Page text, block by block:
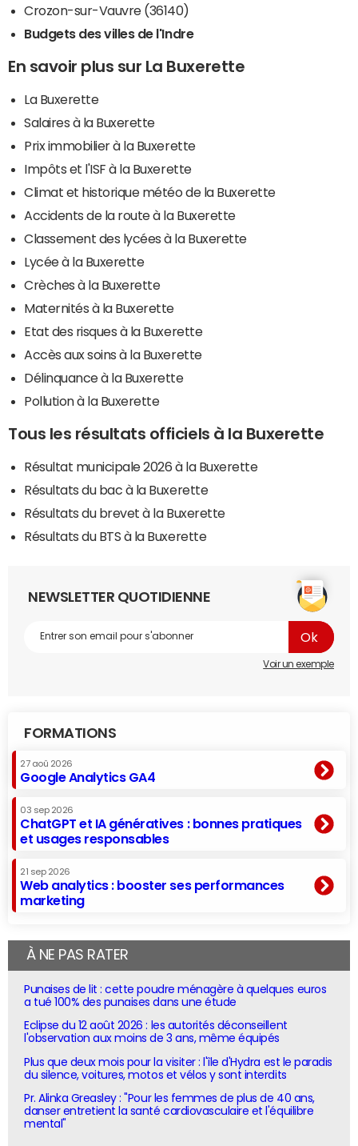
Crozon-sur-Vauvre (36140)
Budgets des villes de l'Indre
En savoir plus sur La Buxerette
La Buxerette
Salaires à la Buxerette
Prix immobilier à la Buxerette
Impôts et l'ISF à la Buxerette
Climat et historique météo de la Buxerette
Accidents de la route à la Buxerette
Classement des lycées à la Buxerette
Lycée à la Buxerette
Crèches à la Buxerette
Maternités à la Buxerette
Etat des risques à la Buxerette
Accès aux soins à la Buxerette
Délinquance à la Buxerette
Pollution à la Buxerette
Tous les résultats officiels à la Buxerette
Résultat municipale 2026 à la Buxerette
Résultats du bac à la Buxerette
Résultats du brevet à la Buxerette
Résultats du BTS à la Buxerette
NEWSLETTER QUOTIDIENNE
Voir un exemple
FORMATIONS
27 aoû 2026
Google Analytics GA4
03 sep 2026
ChatGPT et IA génératives : bonnes pratiques
et usages responsables
21 sep 2026
Web analytics : booster ses performances
marketing
À NE PAS RATER
Punaises de lit : cette poudre ménagère à quelques euros
a tué 100% des punaises dans une étude
Eclipse du 12 août 2026 : les autorités déconseillent
l'observation aux moins de 3 ans, même équipés
Plus que deux mois pour la visiter : l'île d'Hydra est le paradis
du silence, voitures, motos et vélos y sont interdits
Pr. Alinka Greasley : "Pour les femmes de plus de 40 ans,
danser entretient la santé cardiovasculaire et l'équilibre
mental"